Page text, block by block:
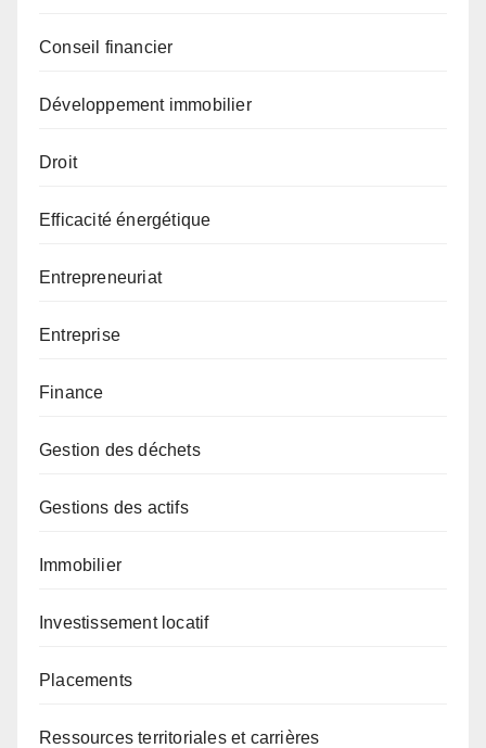
Conseil financier
Développement immobilier
Droit
Efficacité énergétique
Entrepreneuriat
Entreprise
Finance
Gestion des déchets
Gestions des actifs
Immobilier
Investissement locatif
Placements
Ressources territoriales et carrières